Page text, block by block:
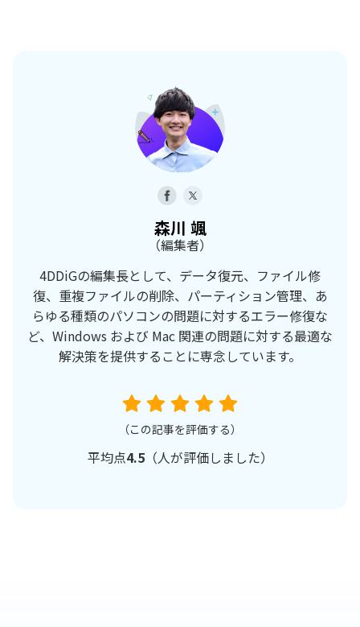
森川 颯
（編集者）
4DDiGの編集長として、データ復元、ファイル修
復、重複ファイルの削除、パーティション管理、あ
らゆる種類のパソコンの問題に対するエラー修復な
ど、Windows および Mac 関連の問題に対する最適な
解決策を提供することに専念しています。
（この記事を評価する）
平均点4.5（人が評価しました）